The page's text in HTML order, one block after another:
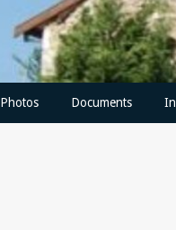
Photos Documents